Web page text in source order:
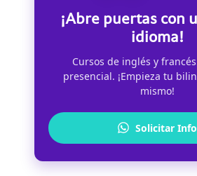
¡Abre puertas con
idioma!
Cursos de inglés y
presencial. ¡Empieza tu
mismo!
Solicitar Info